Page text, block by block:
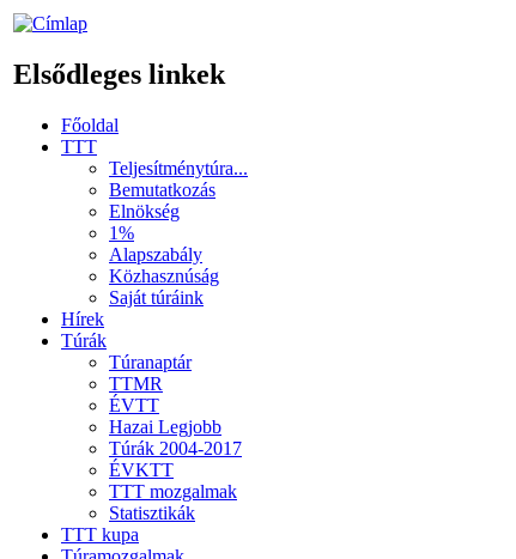
Elsődleges linkek
Főoldal
TTT
Teljesítménytúra...
Bemutatkozás
Elnökség
1%
Alapszabály
Közhasznúság
Saját túráink
Hírek
Túrák
Túranaptár
TTMR
ÉVTT
Hazai Legjobb
Túrák 2004-2017
ÉVKTT
TTT mozgalmak
Statisztikák
TTT kupa